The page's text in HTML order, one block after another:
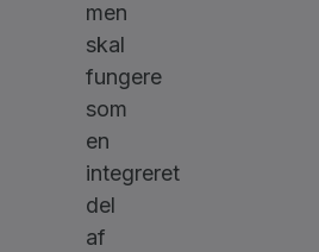
men
skal
fungere
som
en
integreret
del
af